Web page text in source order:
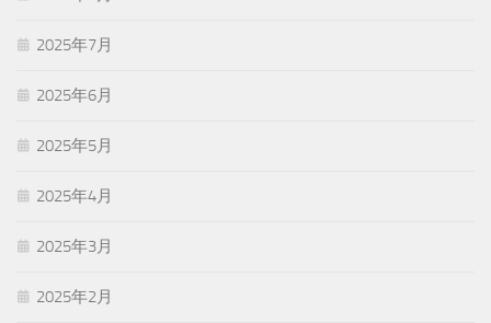
2025年7月
2025年6月
2025年5月
2025年4月
2025年3月
2025年2月